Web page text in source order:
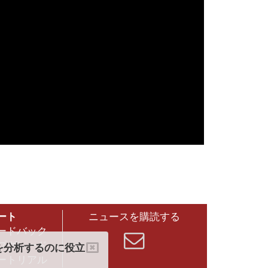
分析するのに役立
ト
ドバック
グレード
ニュースを購読する